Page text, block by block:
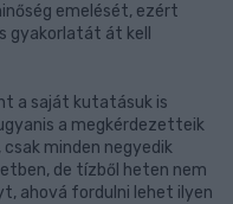
emelését, ezért
gyakorlatát át kell
a saját kutatásuk is
a megkérdezetteik
minden negyedik
de tízből heten nem
ahová fordulni lehet ilyen